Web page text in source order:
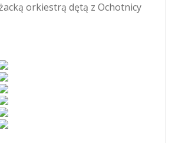
orkiestrą dętą z Ochotnicy